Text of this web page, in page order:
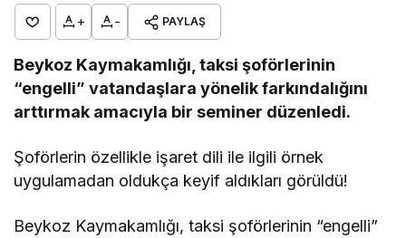
+ - PAYLAŞ
Beykoz Kaymakamlığı, taksi şoförlerinin
“engelli” vatandaşlara yönelik farkındalığını
arttırmak amacıyla bir seminer düzenledi.
Şoförlerin özellikle işaret dili ile ilgili örnek
uygulamadan oldukça keyif aldıkları görüldü!
Beykoz Kaymakamlığı, taksi şoförlerinin “engelli”